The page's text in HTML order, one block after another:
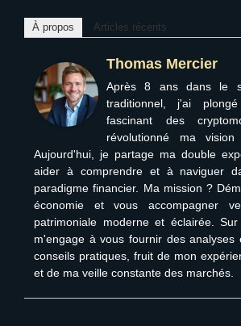
À propos Articles récents
Thomas Mercier
Après 8 ans dans le
traditionnel, j'ai
fascinant des
révolutionné ma
Aujourd'hui, je partage ma double
aider à comprendre et à naviguer
paradigme financier. Ma mission ?
économie et vous accompagner
patrimoniale moderne et éclairée.
m'engage à vous fournir des analyses
conseils pratiques, fruit de mon
et de ma veille constante des marchés.